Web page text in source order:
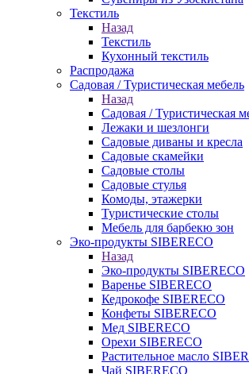
Текстиль
Назад
Текстиль
Кухонный текстиль
Распродажа
Садовая / Туристическая мебель
Назад
Садовая / Туристическая
Лежаки и шезлонги
Садовые диваны и кресла
Садовые скамейки
Садовые столы
Садовые стулья
Комоды, этажерки
Туристические столы
Мебель для барбекю зон
Эко-продукты SIBERECO
Назад
Эко-продукты SIBERECO
Варенье SIBERECO
Кедрокофе SIBERECO
Конфеты SIBERECO
Мед SIBERECO
Орехи SIBERECO
Растительное масло
Чай SIBERECO